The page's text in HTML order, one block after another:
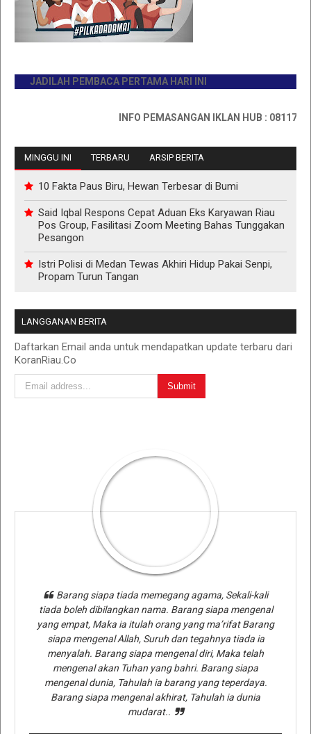
JADILAH PEMBACA PERTAMA HARI INI
INFO PEMASANGAN IKLAN HUB : 0811767335
MINGGU INI TERBARU ARSIP BERITA
10 Fakta Paus Biru, Hewan Terbesar di Bumi
Said Iqbal Respons Cepat Aduan Eks Karyawan Riau
Pos Group, Fasilitasi Zoom Meeting Bahas Tunggakan
Pesangon
Istri Polisi di Medan Tewas Akhiri Hidup Pakai Senpi,
Propam Turun Tangan
LANGGANAN BERITA
Daftarkan Email anda untuk mendapatkan update terbaru dari
KoranRiau.Co
Barang siapa tiada memegang agama, Sekali-kali
tiada boleh dibilangkan nama. Barang siapa mengenal
yang empat, Maka ia itulah orang yang ma’rifat Barang
siapa mengenal Allah, Suruh dan tegahnya tiada ia
menyalah. Barang siapa mengenal diri, Maka telah
mengenal akan Tuhan yang bahri. Barang siapa
mengenal dunia, Tahulah ia barang yang teperdaya.
Barang siapa mengenal akhirat, Tahulah ia dunia
mudarat..